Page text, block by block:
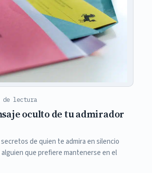
de lectura
oculto de tu admirador
de quien te admira en silencio
que prefiere mantenerse en el